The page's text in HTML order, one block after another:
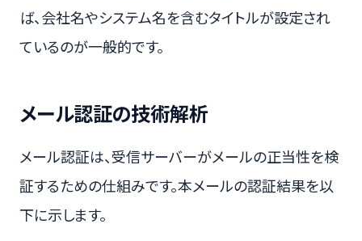
ば、会社名やシステム名を含むタイトルが設定され
ているのが一般的です。
メール認証の技術解析
メール認証は、受信サーバーがメールの正当性を検
証するための仕組みです。本メールの認証結果を以
下に示します。